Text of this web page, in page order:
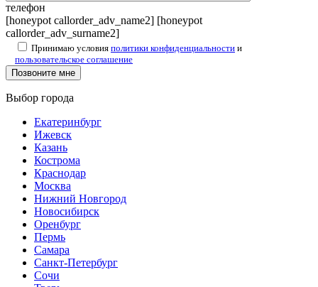
телефон
[honeypot callorder_adv_name2] [honeypot
callorder_adv_surname2]
Принимаю условия политики конфиденциальности и
пользовательское соглашение
Выбор города
Екатеринбург
Ижевск
Казань
Кострома
Краснодар
Москва
Нижний Новгород
Новосибирск
Оренбург
Пермь
Самара
Санкт-Петербург
Сочи